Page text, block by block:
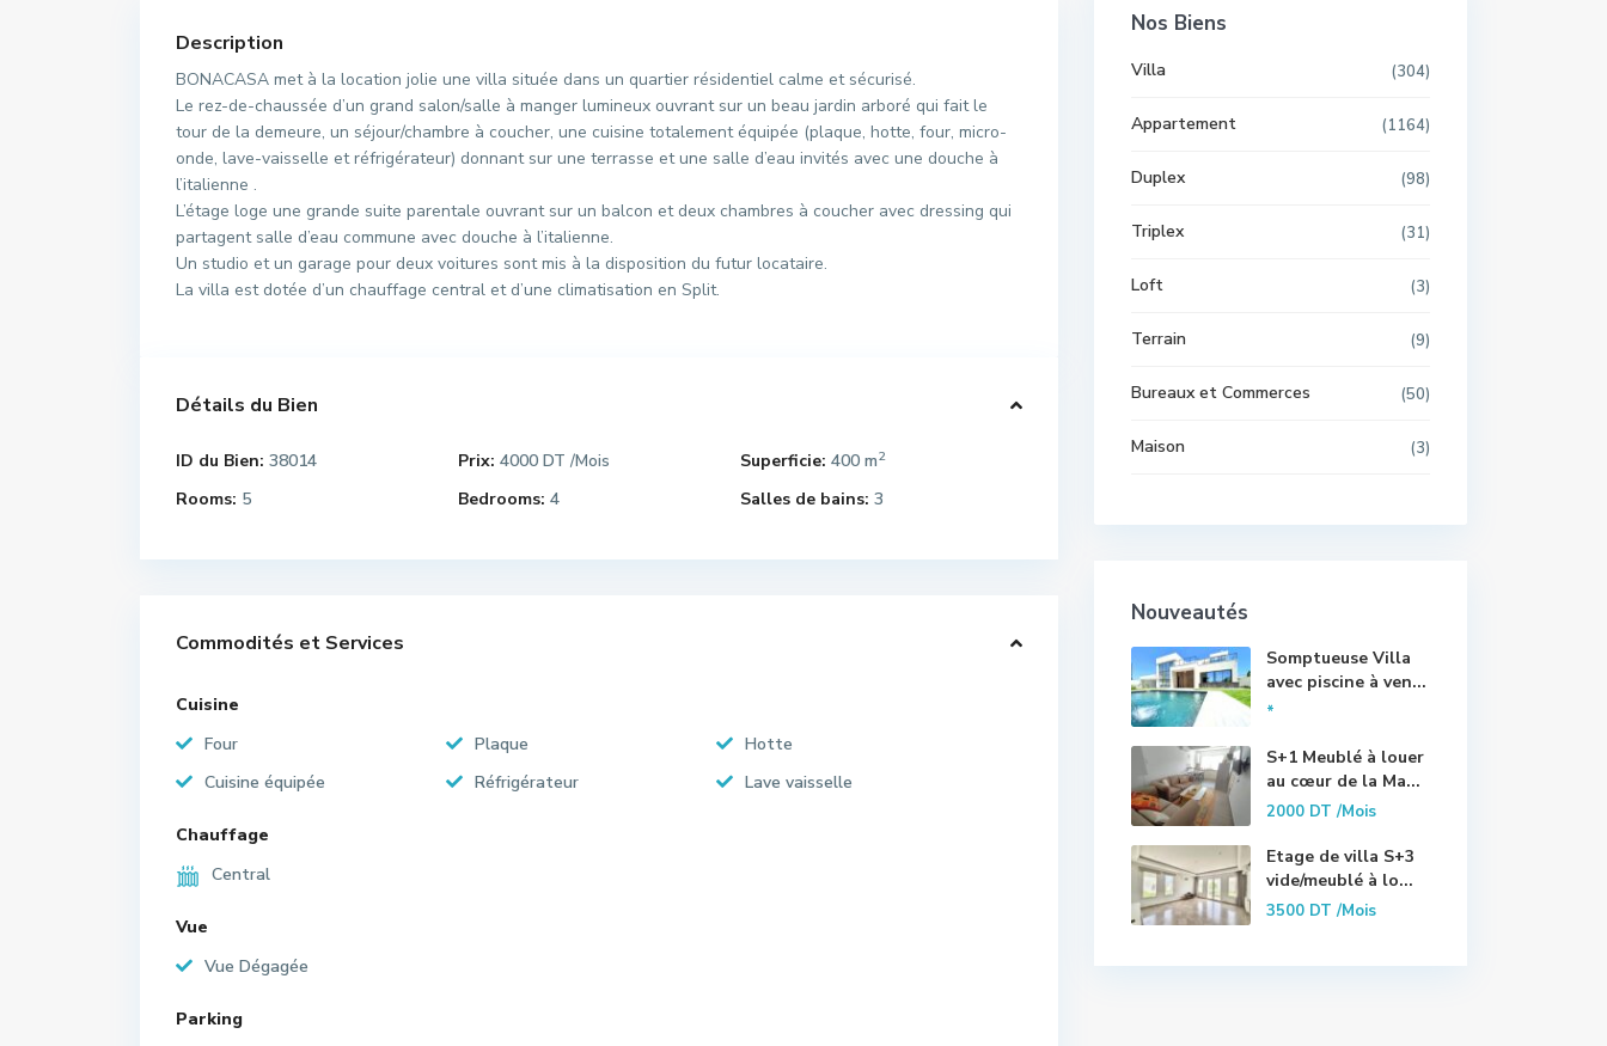
Description
BONACASA met à la location jolie une villa située dans un quartier résidentiel calme et sécurisé.
Le rez-de-chaussée d’un grand salon/salle à manger lumineux ouvrant sur un beau jardin arboré qui fait le
tour de la demeure, un séjour/chambre à coucher, une cuisine totalement équipée (plaque, hotte, four, micro-
onde, lave-vaisselle et réfrigérateur) donnant sur une terrasse et une salle d’eau invités avec une douche à
l’italienne .
L’étage loge une grande suite parentale ouvrant sur un balcon et deux chambres à coucher avec dressing qui
partagent salle d’eau commune avec douche à l’italienne.
Un studio et un garage pour deux voitures sont mis à la disposition du futur locataire.
La villa est dotée d’un chauffage central et d’une climatisation en Split.
Détails du Bien
ID du Bien: 38014 Prix: 4000 DT /Mois Superficie: 400 m2
Rooms: 5 Bedrooms: 4 Salles de bains: 3
Commodités et Services
Cuisine
Four
Plaque
Hotte
Cuisine équipée
Réfrigérateur Lave vaisselle
Chauffage
Central
Vue
Vue Dégagée
Parking
Nos Biens
Villa (304)
Appartement (1164)
Duplex (98)
Triplex (31)
Loft (3)
Terrain (9)
Bureaux et Commerces (50)
Maison (3)
Nouveautés
Somptueuse Villa
avec piscine à ven...
*
S+1 Meublé à louer
au cœur de la Ma...
2000 DT/Mois
Etage de villa S+3
vide/meublé à lo...
3500 DT/Mois